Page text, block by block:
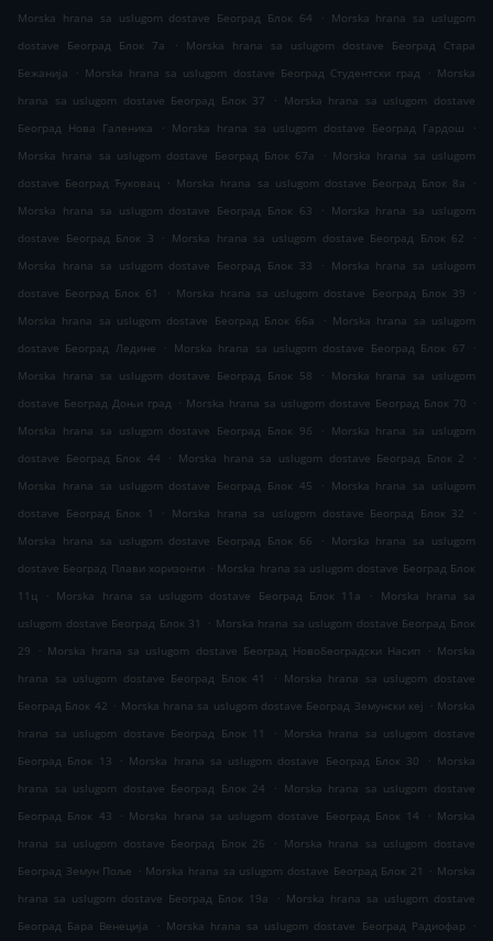
Morska hrana sa uslugom dostave Београд Блок 64 . Morska hrana sa uslugom
dostave Београд Блок 7а
.
Morska hrana sa uslugom dostave Београд Стара
Бежанија
. Morska hrana sa uslugom dostave Београд Студентски град . Morska
hrana sa uslugom dostave Београд Блок 37
. Morska hrana sa uslugom dostave
Београд Нова Галеника
. Morska hrana sa uslugom dostave Београд Гардош
.
Morska hrana sa uslugom dostave Београд Блок 67а
. Morska hrana sa uslugom
dostave Београд Ћуковац . Morska hrana sa uslugom dostave Београд Блок 8а
.
Morska hrana sa uslugom dostave Београд Блок 63
. Morska hrana sa uslugom
dostave Београд Блок 3
. Morska hrana sa uslugom dostave Београд Блок 62
.
Morska hrana sa uslugom dostave Београд Блок 33
. Morska hrana sa uslugom
dostave Београд Блок 61
. Morska hrana sa uslugom dostave Београд Блок 39
.
Morska hrana sa uslugom dostave Београд Блок 66а
. Morska hrana sa uslugom
dostave Београд Ледине
. Morska hrana sa uslugom dostave Београд Блок 67
.
Morska hrana sa uslugom dostave Београд Блок 58
. Morska hrana sa uslugom
dostave Београд Доњи град . Morska hrana sa uslugom dostave Београд Блок 70 .
Morska hrana sa uslugom dostave Београд Блок 9б
. Morska hrana sa uslugom
dostave Београд Блок 44
. Morska hrana sa uslugom dostave Београд Блок 2
.
Morska hrana sa uslugom dostave Београд Блок 45
. Morska hrana sa uslugom
dostave Београд Блок 1
. Morska hrana sa uslugom dostave Београд Блок 32
.
Morska hrana sa uslugom dostave Београд Блок 66
. Morska hrana sa uslugom
dostave Београд Плави хоризонти . Morska hrana sa uslugom dostave Београд Блок
11ц
. Morska hrana sa uslugom dostave Београд Блок 11а .
Morska hrana sa
uslugom dostave Београд Блок 31
. Morska hrana sa uslugom dostave Београд Блок
29
. Morska hrana sa uslugom dostave Београд Новобеоградски Насип . Morska
hrana sa uslugom dostave Београд Блок 41
. Morska hrana sa uslugom dostave
Београд Блок 42 . Morska hrana sa uslugom dostave Београд Земунски кеј . Morska
hrana sa uslugom dostave Београд Блок 11
. Morska hrana sa uslugom dostave
Београд Блок 13
. Morska hrana sa uslugom dostave Београд Блок 30 . Morska
hrana sa uslugom dostave Београд Блок 24
. Morska hrana sa uslugom dostave
Београд Блок 43
. Morska hrana sa uslugom dostave Београд Блок 14 . Morska
hrana sa uslugom dostave Београд Блок 26
. Morska hrana sa uslugom dostave
Београд Земун Поље . Morska hrana sa uslugom dostave Београд Блок 21 . Morska
hrana sa uslugom dostave Београд Блок 19а
. Morska hrana sa uslugom dostave
Београд Бара Венеција
. Morska hrana sa uslugom dostave Београд Радиофар
.